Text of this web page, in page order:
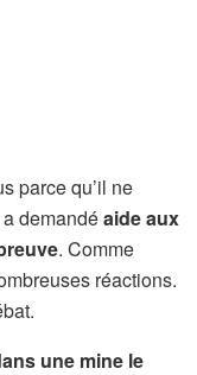
parce qu’il ne
demandéaide aux
. Comme
réactions.
une mine le